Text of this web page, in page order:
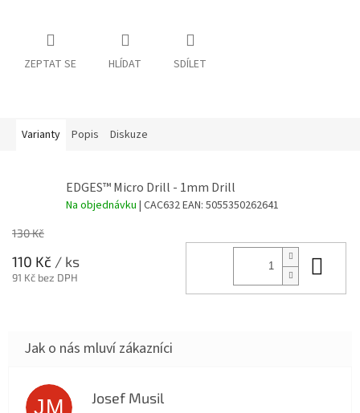
ZEPTAT SE HLÍDAT SDÍLET
Varianty Popis Diskuze
EDGES™ Micro Drill - 1mm Drill
Na objednávku | CAC632EAN: 5055350262641
130 Kč
110 Kč / ks
91 Kč bez DPH
JM Josef Musil